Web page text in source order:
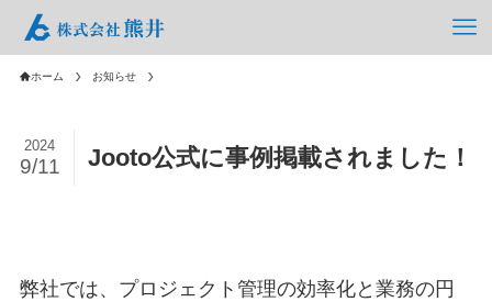
ホーム お知らせ
Jooto公式に事例掲載されました！
2024
9/11
弊社では、プロジェクト管理の効率化と業務の円